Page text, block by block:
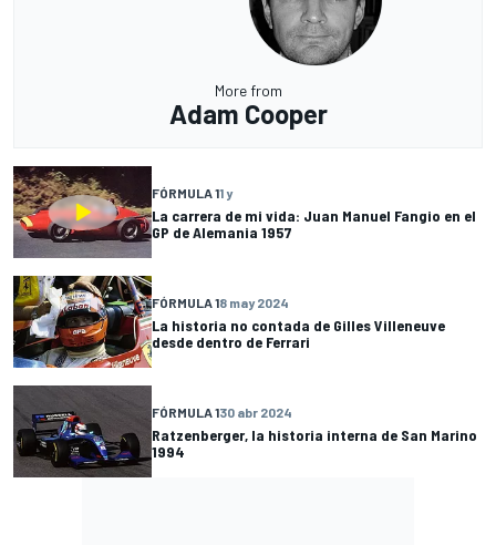
More from
Adam Cooper
FÓRMULA 11 y
La carrera de mi vida: Juan Manuel Fangio en el
GP de Alemania 1957
FÓRMULA 18 may 2024
La historia no contada de Gilles Villeneuve
desde dentro de Ferrari
FÓRMULA 130 abr 2024
Ratzenberger, la historia interna de San Marino
1994